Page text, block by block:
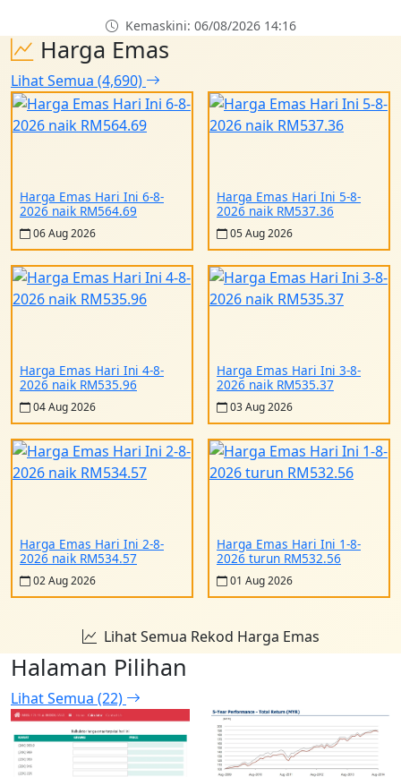
Kemaskini: 06/08/2026 14:16
Harga Emas
Lihat Semua (4,690)
Harga Emas Hari Ini 6-8-
2026 naik RM564.69
06 Aug 2026
Harga Emas Hari Ini 5-8-
2026 naik RM537.36
05 Aug 2026
Harga Emas Hari Ini 4-8-
2026 naik RM535.96
04 Aug 2026
Harga Emas Hari Ini 3-8-
2026 naik RM535.37
03 Aug 2026
Harga Emas Hari Ini 2-8-
2026 naik RM534.57
02 Aug 2026
Harga Emas Hari Ini 1-8-
2026 turun RM532.56
01 Aug 2026
Lihat Semua Rekod Harga Emas
Halaman Pilihan
Lihat Semua (22)